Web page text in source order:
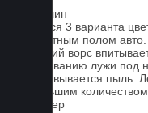
Ковролин
Имеется 3 варианта
со штатным полом
Короткий ворс
образованию лужи под
образовывается пыль.
небольшим
Полимер